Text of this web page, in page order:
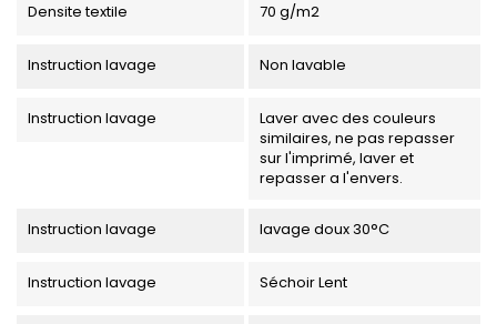
Densite textile 70 g/m2
Instruction lavage Non lavable
Instruction lavage
Laver avec des couleurs
similaires, ne pas repasser
sur l'imprimé, laver et
repasser a l'envers.
Instruction lavage lavage doux 30°C
Instruction lavage Séchoir Lent